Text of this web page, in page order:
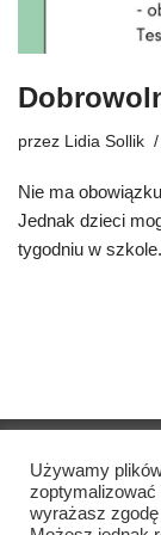
przez Lidia Sollik
Nie ma
Jednak dzieci
tygodniu w szkole.
2021
Nadruk
Używamy
zoptymalizować
wyrażasz